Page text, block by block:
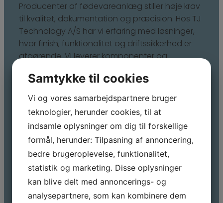
Producenter af fødevareanlæg stiller høje krav
til kvalitet, dokumentation og præcision. Hos TJ
Technology A/S har vi erfaring med løsninger,
hvor finish, funktionalitet og driftssikkerhed er
afgørende. Vi leverer komponenter og
produktions- og procesmiljøer med fokus på
holdbarhed og høj kvalitet.
HVORFOR VÆLGE TJ
TECHNOLOGY A/S?
Mere end 30 års erfaring med bukning
og svejsning
Fleksibel og løsningsorienteret
underleverandør
Hurtige leveringstider og effektiv
Samtykke til cookies
Vi og vores samarbejdspartnere bruger
teknologier, herunder cookies, til at
indsamle oplysninger om dig til forskellige
formål, herunder: Tilpasning af annoncering,
bedre brugeroplevelse, funktionalitet,
statistik og marketing. Disse oplysninger
kan blive delt med annoncerings- og
analysepartnere, som kan kombinere dem